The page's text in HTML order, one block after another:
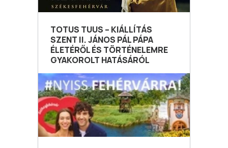
TOTUS TUUS – KIÁLLÍTÁS
SZENT II. JÁNOS PÁL PÁPA
ÉLETÉRŐL ÉS TÖRTÉNELEMRE
GYAKOROLT HATÁSÁRÓL